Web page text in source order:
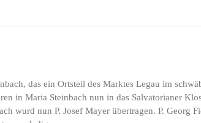
das ein Ortsteil des Marktes Legau im
in Maria Steinbach nun in das Salvatorianer
wurd nun P. Josef Mayer übertragen. P.